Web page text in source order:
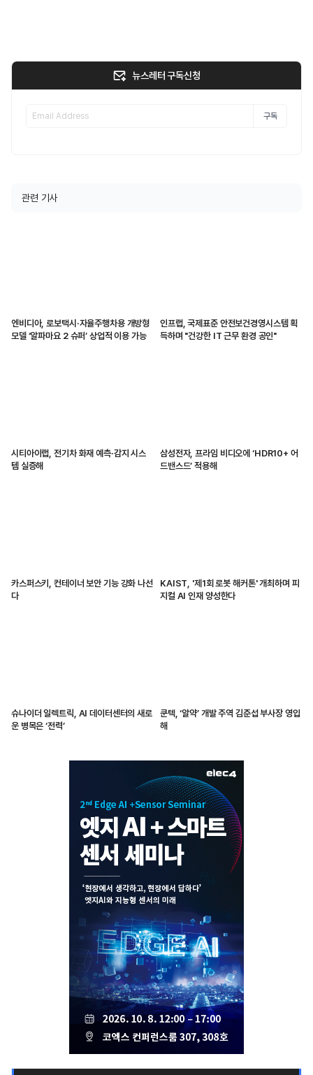
뉴스레터 구독신청
구독
관련 기사
엔비디아, 로보택시·자율주행차용 개방형
모델 ‘알파마요 2 슈퍼’ 상업적 이용 가능
인프랩, 국제표준 안전보건경영시스템 획
득하며 "건강한 IT 근무 환경 공인"
시티아이랩, 전기차 화재 예측·감지 시스
템 실증해
삼성전자, 프라임 비디오에 ‘HDR10+ 어
드밴스드’ 적용해
카스퍼스키, 컨테이너 보안 기능 강화 나선
다
KAIST, '제1회 로봇 해커톤' 개최하며 피
지컬 AI 인재 양성한다
슈나이더 일렉트릭, AI 데이터센터의 새로
운 병목은 ‘전력’
쿤텍, ‘알약’ 개발 주역 김준섭 부사장 영입
해